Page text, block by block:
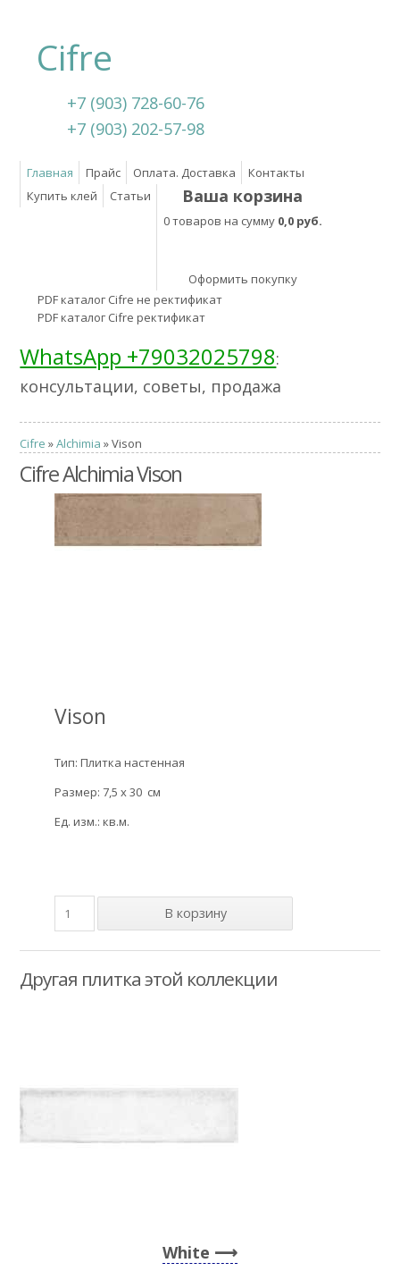
Cifre
+7 (903) 728-60-76
+7 (903) 202-57-98
Главная Прайс Оплата. Доставка
Контакты
Купить клей
Статьи Ваша корзина
0 товаров на сумму 0,0 руб.
Оформить покупку
PDF каталог Cifre не ректификат
PDF каталог Cifre ректификат
WhatsApp +79032025798:
консультации, советы, продажа
Cifre »Alchimia » Vison
Cifre Alchimia Vison
Vison
Тип: Плитка настенная
Размер: 7,5 x 30 см
Ед. изм.: кв.м.
Другая плитка этой коллекции
White